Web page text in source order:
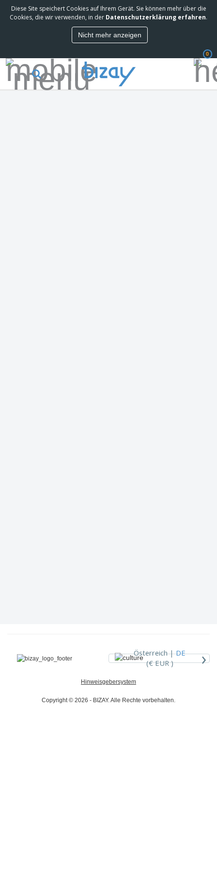
Diese Site speichert Cookies auf Ihrem Gerät. Sie können mehr über die
Cookies, die wir verwenden, in der Datenschutzerklärung erfahren.
Nicht mehr anzeigen
0
Österreich |DE
(€ EUR )
›
Hinweisgebersystem
Copyright © 2026 - BIZAY. Alle Rechte vorbehalten.